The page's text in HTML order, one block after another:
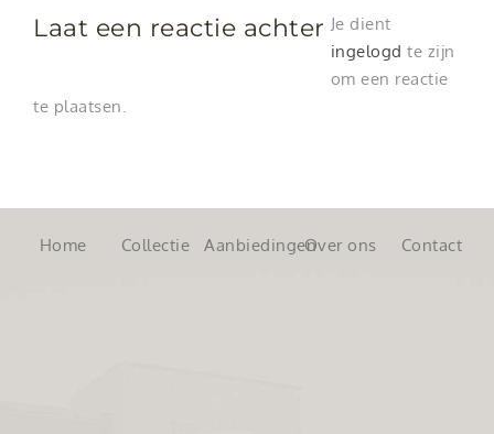
Laat een reactie achter Je dient
ingelogd te zijn
om een reactie
te plaatsen.
Home Collectie AanbiedingenOver ons Contact